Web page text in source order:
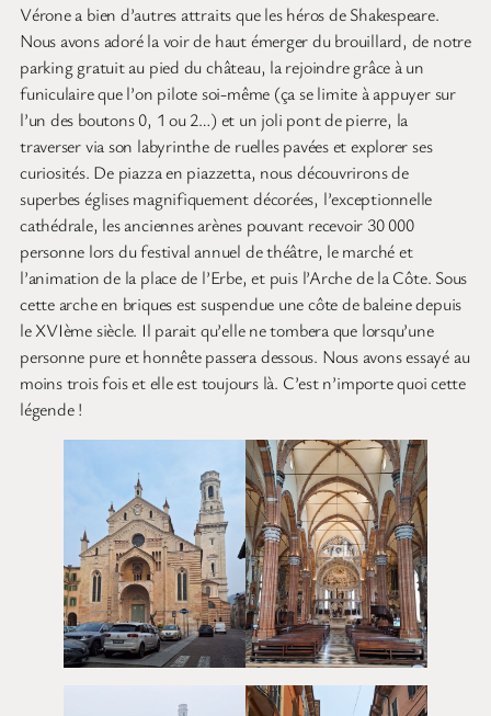
Vérone a bien d’autres attraits que les héros de Shakespeare.
Nous avons adoré la voir de haut émerger du brouillard, de notre
parking gratuit au pied du château, la rejoindre grâce à un
funiculaire que l’on pilote soi-même (ça se limite à appuyer sur
l’un des boutons 0, 1 ou 2…) et un joli pont de pierre, la
traverser via son labyrinthe de ruelles pavées et explorer ses
curiosités. De piazza en piazzetta, nous découvrirons de
superbes églises magnifiquement décorées, l’exceptionnelle
cathédrale, les anciennes arènes pouvant recevoir 30 000
personne lors du festival annuel de théâtre, le marché et
l’animation de la place de l’Erbe, et puis l’Arche de la Côte. Sous
cette arche en briques est suspendue une côte de baleine depuis
le XVIème siècle. Il parait qu’elle ne tombera que lorsqu’une
personne pure et honnête passera dessous. Nous avons essayé au
moins trois fois et elle est toujours là. C’est n’importe quoi cette
légende !